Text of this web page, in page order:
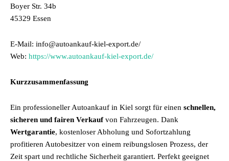
Boyer Str. 34b
45329 Essen
E-Mail: info@autoankauf-kiel-export.de/
Web: https://www.autoankauf-kiel-export.de/
Kurzzusammenfassung
Ein professioneller Autoankauf in Kiel sorgt für einen schnellen,
sicheren und fairen Verkaufvon Fahrzeugen. Dank
Wertgarantie, kostenloser Abholung und Sofortzahlung
profitieren Autobesitzer von einem reibungslosen Prozess, der
Zeit spart und rechtliche Sicherheit garantiert. Perfekt geeignet